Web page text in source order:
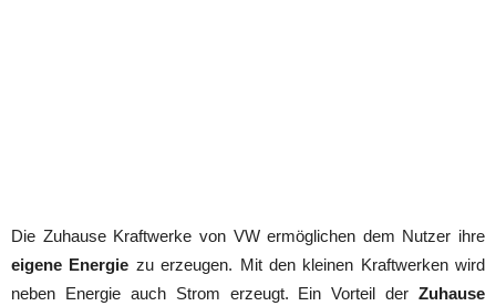
Die Zuhause Kraftwerke von VW ermöglichen dem Nutzer ihre
eigene Energie zu erzeugen. Mit den kleinen Kraftwerken wird
neben Energie auch Strom erzeugt. Ein Vorteil der Zuhause